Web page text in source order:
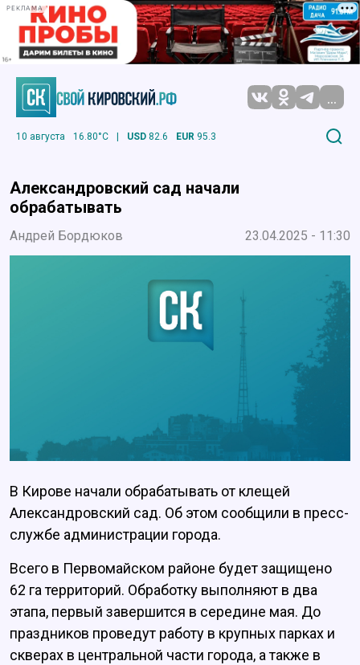
РЕКЛАМА
...
10 августа 16.80°C | USD 82.6 EUR 95.3
Александровский сад начали
обрабатывать
Андрей Бордюков 23.04.2025 - 11:30
В Кирове начали обрабатывать от клещей
Александровский сад. Об этом сообщили в пресс-
службе администрации города.
Всего в Первомайском районе будет защищено
62 га территорий. Обработку выполняют в два
этапа, первый завершится в середине мая. До
праздников проведут работу в крупных парках и
скверах в центральной части города, а также в